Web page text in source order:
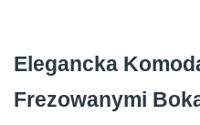
Elegancka
Frezowanymi